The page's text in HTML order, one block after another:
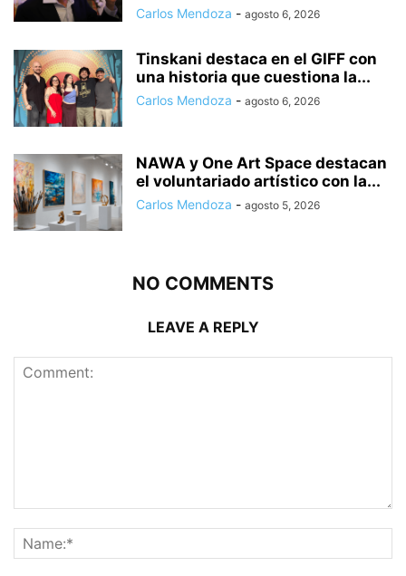
Carlos Mendoza - agosto 6, 2026
Tinskani destaca en el GIFF con
una historia que cuestiona la...
Carlos Mendoza - agosto 6, 2026
NAWA y One Art Space destacan
el voluntariado artístico con la...
Carlos Mendoza - agosto 5, 2026
NO COMMENTS
LEAVE A REPLY